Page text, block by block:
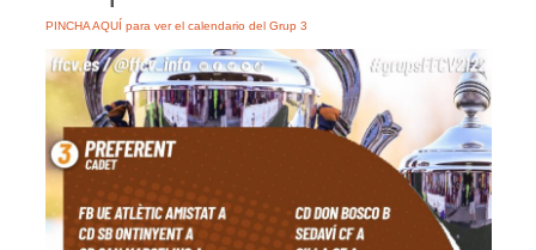
PINCHA AQUÍ para ver el calendario del Grup 3